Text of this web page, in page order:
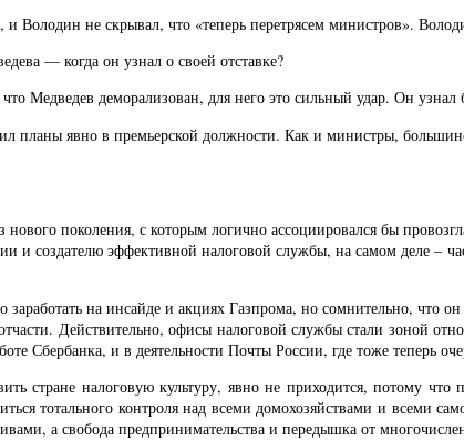
не скрывал, что «теперь перетрясем министров».
— когда он узнал о своей отставке?
Медведев деморализован, для него это сильный удар. Он узнал
планы явно в премьерской должности. Как и министры,
нового поколения, с которым логично ассоциировался бы
и создателю эффективной налоговой службы, на самом деле –
на инсайде и акциях Газпрома, но сомнительно, что
Действительно, офисы налоговой службы стали зоной
Сбербанка, и в деятельности Почты России, где тоже теперь
стране налоговую культуру, явно не приходится, потому
тотального контроля над всеми домохозяйствами и всеми
а свобода предпринимательства и передышка от